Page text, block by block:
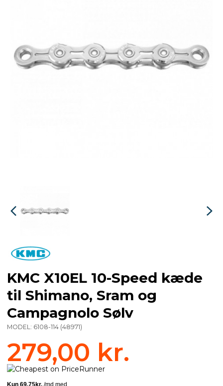
KMC X10EL 10-Speed kæde
til Shimano, Sram og
Campagnolo Sølv
MODEL: 6108-114 (48971)
279,00 kr.